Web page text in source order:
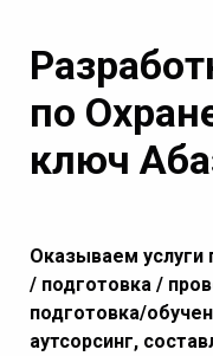
по
ключ
Оказываем услуги
/ подготовка /
подготовка/
аутсорсинг,